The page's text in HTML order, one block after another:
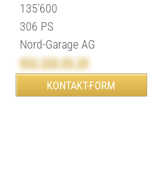
135’600
306 PS
Nord-Garage AG
052 320 05 20